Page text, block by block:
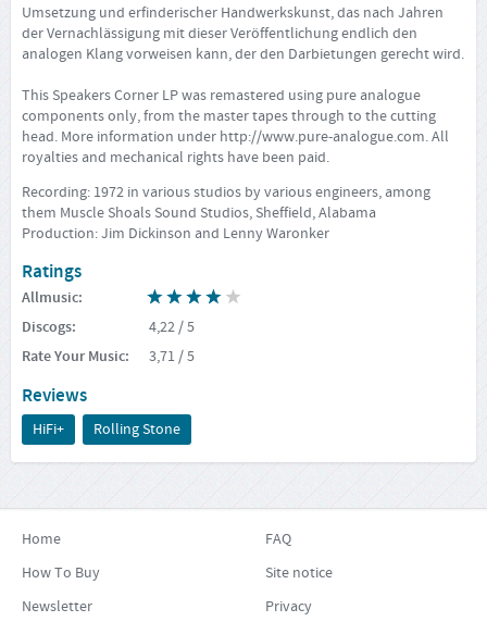
Umsetzung und erfinderischer Handwerkskunst, das nach Jahren
der Vernachlässigung mit dieser Veröffentlichung endlich den
analogen Klang vorweisen kann, der den Darbietungen gerecht wird.
This Speakers Corner LP was remastered using pure analogue
components only, from the master tapes through to the cutting
head. More information under http://www.pure-analogue.com. All
royalties and mechanical rights have been paid.
Recording: 1972 in various studios by various engineers, among
them Muscle Shoals Sound Studios, Sheffield, Alabama
Production: Jim Dickinson and Lenny Waronker
Ratings
Allmusic:
Discogs: 4,22/ 5
Rate Your Music: 3,71 / 5
Reviews
HiFi+ Rolling Stone
Home
How To Buy
Newsletter
FAQ
Site notice
Privacy